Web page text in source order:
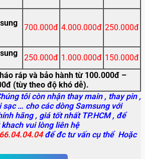
700.000đ 4.000.000đ 250.000đ
250.000đ 1.000.000đ 150.000đ
ráp và bảo hành từ 100.000đ –
(tùy theo độ khó dễ).
tôi còn nhận thay main, thay pin ,
sạc … cho các dòng Samsung với
hãng , giá tốt nhất TP.HCM , để
vui lòng liên hệ
để đc tư vấn cụ thể Hoặc